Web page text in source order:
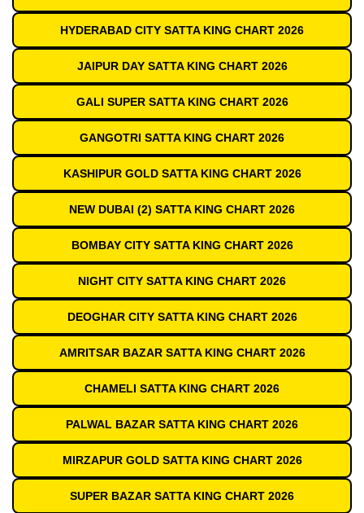
HYDERABAD CITY SATTA KING CHART 2026
JAIPUR DAY SATTA KING CHART 2026
GALI SUPER SATTA KING CHART 2026
GANGOTRI SATTA KING CHART 2026
KASHIPUR GOLD SATTA KING CHART 2026
NEW DUBAI (2) SATTA KING CHART 2026
BOMBAY CITY SATTA KING CHART 2026
NIGHT CITY SATTA KING CHART 2026
DEOGHAR CITY SATTA KING CHART 2026
AMRITSAR BAZAR SATTA KING CHART 2026
CHAMELI SATTA KING CHART 2026
PALWAL BAZAR SATTA KING CHART 2026
MIRZAPUR GOLD SATTA KING CHART 2026
SUPER BAZAR SATTA KING CHART 2026